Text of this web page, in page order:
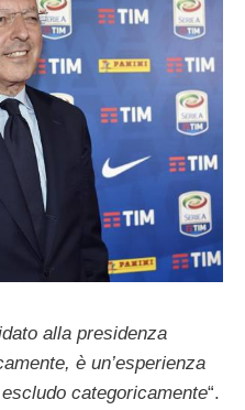
alla presidenza
è un’esperienza
categoricamente“.